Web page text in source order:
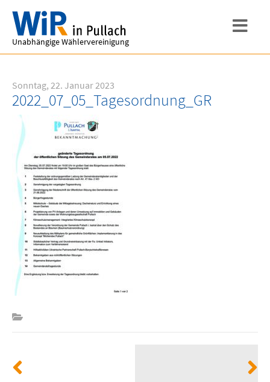
Unabhängige Wählervereinigung
Sonntag, 22. Januar 2023
2022_07_05_Tagesordnung_GR